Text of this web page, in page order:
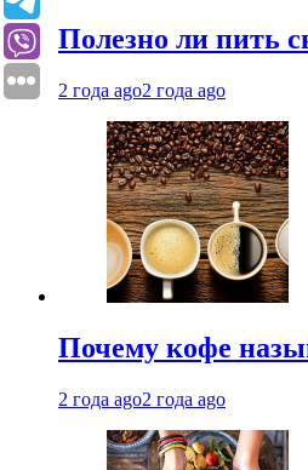
Полезно ли пить
2 года ago2 года ago
Почему кофе
2 года ago2 года ago